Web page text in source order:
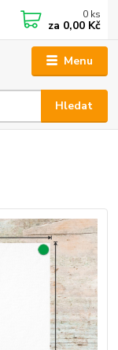
Menu
Hledat
0 ks
za 0,00 Kč